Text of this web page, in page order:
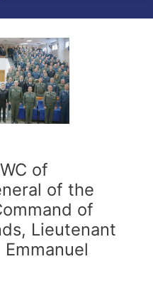
of
of the
of
Lieutenant
Emmanuel